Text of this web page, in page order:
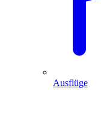
Ausflüge